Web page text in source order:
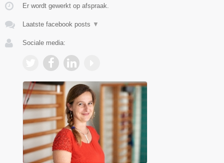
Er wordt gewerkt op afspraak.
Laatste facebook posts ▼
Sociale media: